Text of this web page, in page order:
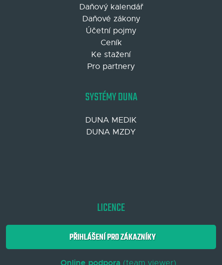
Daňový kalendář
Daňové zákony
Účetní pojmy
Ceník
Ke stažení
Pro partnery
SYSTÉMY DUNA
DUNA MEDIK
DUNA MZDY
LICENCE
PŘIHLÁŠENÍ PRO ZÁKAZNÍKY
Online podpora(team viewer)